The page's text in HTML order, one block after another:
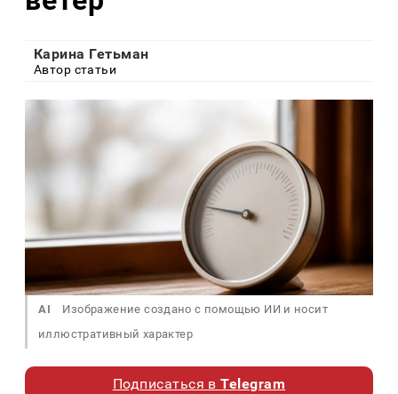
Карина Гетьман
Автор статьи
AI
Изображение создано с помощью ИИ и носит
иллюстративный характер
Подписаться вTelegram